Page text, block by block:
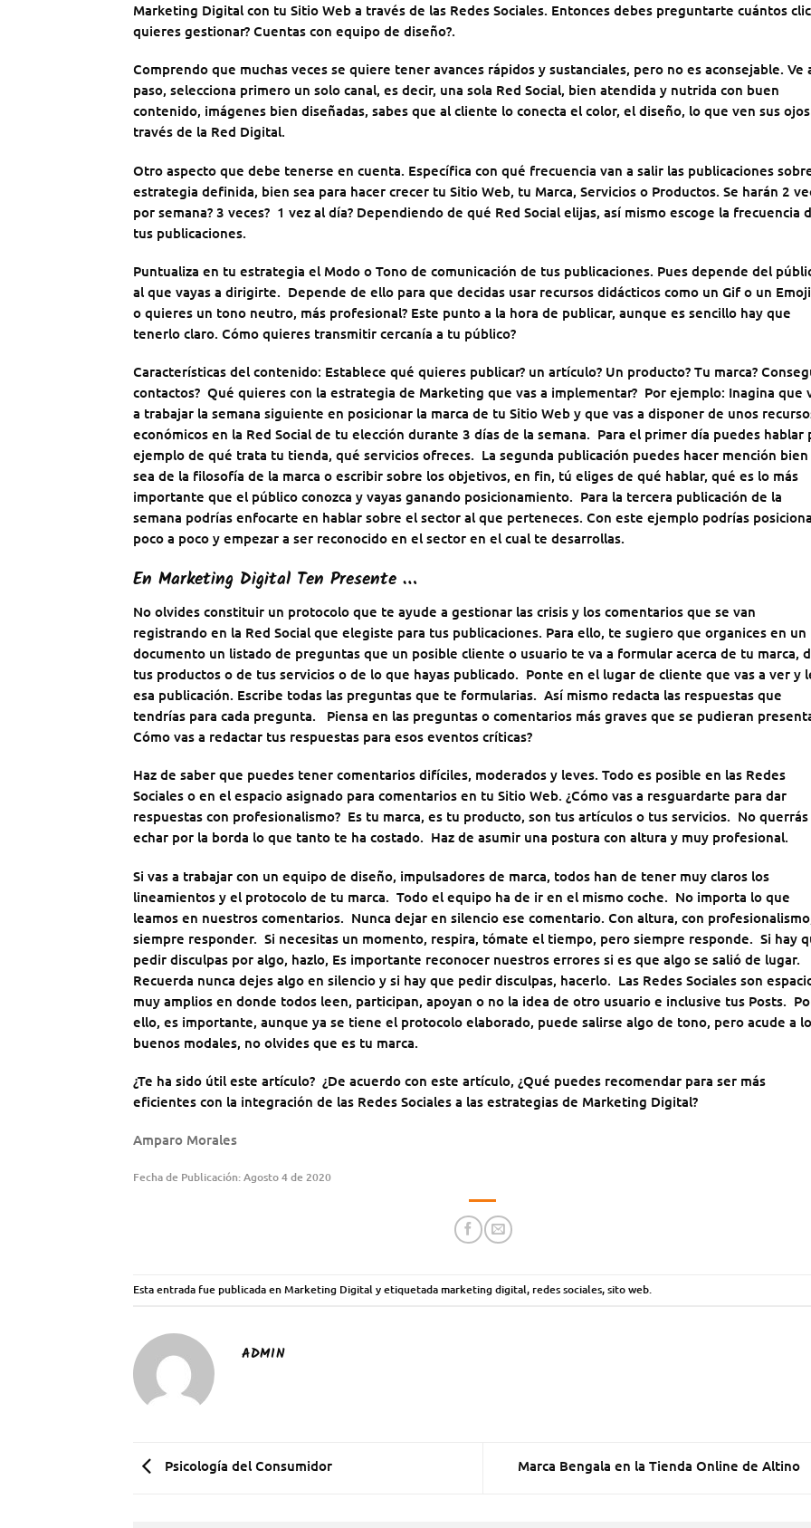
Marketing Digital con tu Sitio Web a través de las Redes Sociales. Entonces debes preguntarte cuántos
quieres gestionar? Cuentas con equipo de diseño?.
Comprendo que muchas veces se quiere tener avances rápidos y sustanciales, pero no es aconsejable. Ve
paso, selecciona primero un solo canal, es decir, una sola Red Social, bien atendida y nutrida con buen
contenido, imágenes bien diseñadas, sabes que al cliente lo conecta el color, el diseño, lo que ven sus
través de la Red Digital.
Otro aspecto que debe tenerse en cuenta. Específica con qué frecuencia van a salir las publicaciones
estrategia definida, bien sea para hacer crecer tu Sitio Web, tu Marca, Servicios o Productos. Se harán 2
por semana? 3 veces? 1 vez al día? Dependiendo de qué Red Social elijas, así mismo escoge la frecuencia
tus publicaciones.
Puntualiza en tu estrategia el Modo o Tono de comunicación de tus publicaciones. Pues depende del
al que vayas a dirigirte. Depende de ello para que decidas usar recursos didácticos como un Gif o un
o quieres un tono neutro, más profesional? Este punto a la hora de publicar, aunque es sencillo hay que
tenerlo claro. Cómo quieres transmitir cercanía a tu público?
Características del contenido: Establece qué quieres publicar? un artículo? Un producto? Tu marca?
contactos? Qué quieres con la estrategia de Marketing que vas a implementar? Por ejemplo: Inagina que
a trabajar la semana siguiente en posicionar la marca de tu Sitio Web y que vas a disponer de unos
económicos en la Red Social de tu elección durante 3 días de la semana. Para el primer día puedes hablar
ejemplo de qué trata tu tienda, qué servicios ofreces. La segunda publicación puedes hacer mención bien
sea de la filosofía de la marca o escribir sobre los objetivos, en fin, tú eliges de qué hablar, qué es lo más
importante que el público conozca y vayas ganando posicionamiento. Para la tercera publicación de la
semana podrías enfocarte en hablar sobre el sector al que perteneces. Con este ejemplo podrías
poco a poco y empezar a ser reconocido en el sector en el cual te desarrollas.
En Marketing Digital Ten Presente …
No olvides constituir un protocolo que te ayude a gestionar las crisis y los comentarios que se van
registrando en la Red Social que elegiste para tus publicaciones. Para ello, te sugiero que organices en un
documento un listado de preguntas que un posible cliente o usuario te va a formular acerca de tu marca,
tus productos o de tus servicios o de lo que hayas publicado. Ponte en el lugar de cliente que vas a ver y
esa publicación. Escribe todas las preguntas que te formularias. Así mismo redacta las respuestas que
tendrías para cada pregunta. Piensa en las preguntas o comentarios más graves que se pudieran
Cómo vas a redactar tus respuestas para esos eventos críticas?
Haz de saber que puedes tener comentarios difíciles, moderados y leves. Todo es posible en las Redes
Sociales o en el espacio asignado para comentarios en tu Sitio Web. ¿Cómo vas a resguardarte para dar
respuestas con profesionalismo? Es tu marca, es tu producto, son tus artículos o tus servicios. No querrás
echar por la borda lo que tanto te ha costado. Haz de asumir una postura con altura y muy profesional.
Si vas a trabajar con un equipo de diseño, impulsadores de marca, todos han de tener muy claros los
lineamientos y el protocolo de tu marca. Todo el equipo ha de ir en el mismo coche. No importa lo que
leamos en nuestros comentarios. Nunca dejar en silencio ese comentario. Con altura, con
siempre responder. Si necesitas un momento, respira, tómate el tiempo, pero siempre responde. Si hay
pedir disculpas por algo, hazlo, Es importante reconocer nuestros errores si es que algo se salió de lugar.
Recuerda nunca dejes algo en silencio y si hay que pedir disculpas, hacerlo. Las Redes Sociales son
muy amplios en donde todos leen, participan, apoyan o no la idea de otro usuario e inclusive tus Posts.
ello, es importante, aunque ya se tiene el protocolo elaborado, puede salirse algo de tono, pero acude a
buenos modales, no olvides que es tu marca.
¿Te ha sido útil este artículo? ¿De acuerdo con este artículo, ¿Qué puedes recomendar para ser más
eficientes con la integración de las Redes Sociales a las estrategias de Marketing Digital?
Amparo Morales
Fecha de Publicación: Agosto 4 de 2020
Esta entrada fue publicada enMarketing Digitaly etiquetada marketing digital, redes sociales,sito web.
ADMIN
Psicología del Consumidor Marca Bengala en la Tienda Online de Altino